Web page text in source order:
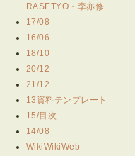
RASETYO・李亦修
17/08
16/06
18/10
20/12
21/12
13資料テンプレート
15/目次
14/08
WikiWikiWeb